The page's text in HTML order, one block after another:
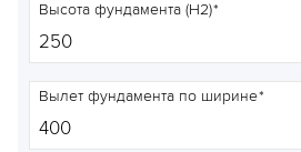
Высота фундамента (H2)
Вылет фундамента по ширине